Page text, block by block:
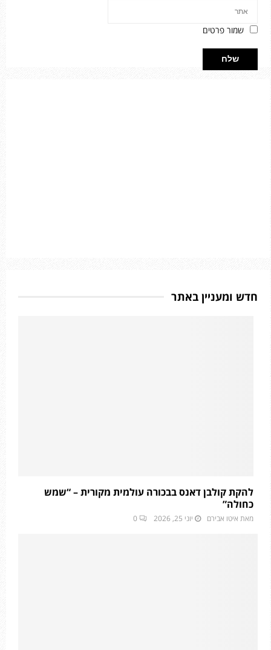
שמור פרטים
חדש ומעניין באתר
להקת קולבן דאנס בבכורה עולמית מקורית – “שמש
כחולה”
מאת איטו אבירם יוני 25, 2026 0